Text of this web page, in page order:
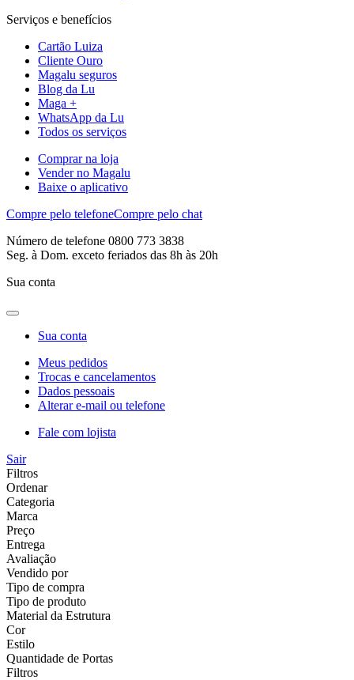
Serviços e benefícios
Cartão Luiza
Cliente Ouro
Magalu seguros
Blog da Lu
Maga +
WhatsApp da Lu
Todos os serviços
Comprar na loja
Vender no Magalu
Baixe o aplicativo
Compre pelo telefoneCompre pelo chat
Número de telefone 0800 773 3838
Seg. à Dom. exceto feriados das 8h às 20h
Sua conta
Sua conta
Meus pedidos
Trocas e cancelamentos
Dados pessoais
Alterar e-mail ou telefone
Fale com lojista
Sair
Filtros
Ordenar
Categoria
Marca
Preço
Entrega
Avaliação
Vendido por
Tipo de compra
Tipo de produto
Material da Estrutura
Cor
Estilo
Quantidade de Portas
Filtros